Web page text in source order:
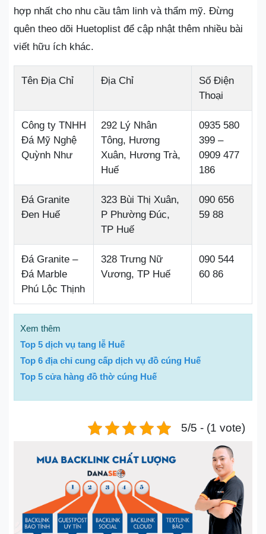
hợp nhất cho nhu cầu tâm linh và thẩm mỹ. Đừng
quên theo dõi Huetoplist để cập nhật thêm nhiều bài
viết hữu ích khác.
Tên Địa Chỉ Địa Chỉ
Số Điện
Thoại
Công ty TNHH
Đá Mỹ Nghệ
Quỳnh Như
292 Lý Nhân
Tông, Hương
Xuân, Hương Trà,
Huế
0935 580
399 –
0909 477
186
Đá Granite
Đen Huế
323 Bùi Thị Xuân,
P Phường Đúc,
TP Huế
090 656
59 88
Đá Granite –
Đá Marble
Phú Lộc Thịnh
328 Trưng Nữ
Vương, TP Huế
090 544
60 86
Xem thêm
Top 5 dịch vụ tang lễ Huế
Top 6 địa chỉ cung cấp dịch vụ đồ cúng Huế
Top 5 cửa hàng đồ thờ cúng Huế
5/5 - (1 vote)